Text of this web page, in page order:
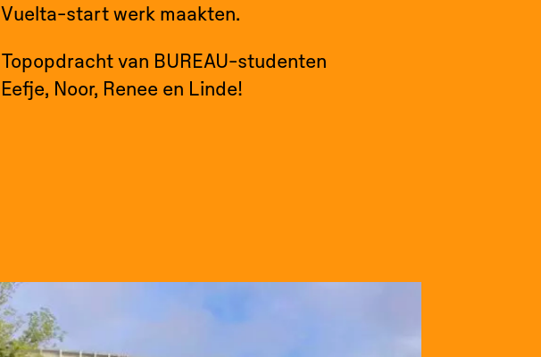
Vuelta-start werk maakten.
Topopdracht van BUREAU-studenten
Eefje, Noor, Renee en Linde!